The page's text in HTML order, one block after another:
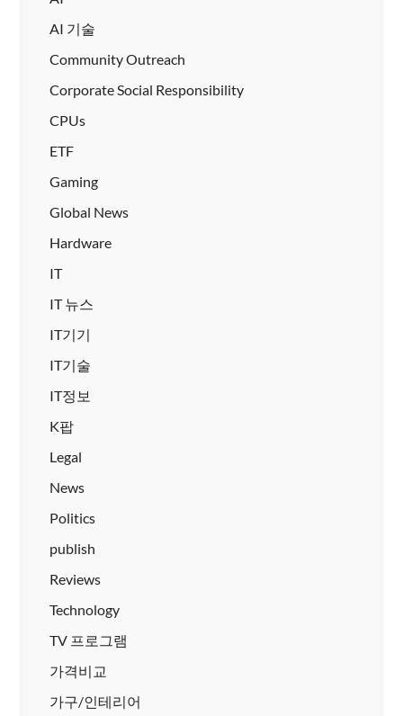
AI 기술
Community Outreach
Corporate Social Responsibility
CPUs
ETF
Gaming
Global News
Hardware
IT
IT 뉴스
IT기기
IT기술
IT정보
K팝
Legal
News
Politics
publish
Reviews
Technology
TV 프로그램
가격비교
가구/인테리어